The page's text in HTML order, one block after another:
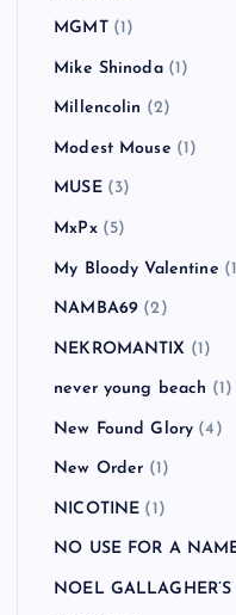
MGMT(1)
Mike Shinoda(1)
Millencolin (2)
Modest Mouse (1)
MUSE(3)
MxPx(5)
My Bloody Valentine
NAMBA69 (2)
NEKROMANTIX (1)
never young beach (1)
New Found Glory (4)
New Order (1)
NICOTINE (1)
NO USE FOR A
NOEL